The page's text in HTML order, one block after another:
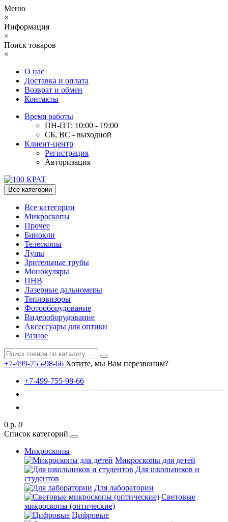
Меню
×
Информация
×
Поиск товаров
×
О нас
Доставка и оплата
Возврат и обмен
Контакты
Время работы
ПН-ПТ: 10:00 - 19:00
СБ, ВС - выходной
Клиент-центр
Регистрация
Авторизация
Все категории
Все категории
Микроскопы
Прочее
Бинокли
Телескопы
Лупы
Зрительные трубы
Монокуляры
ПНВ
Лазерные дальномеры
Тепловизоры
Фотооборудование
Видеооборудование
Аксессуары для оптики
Разное
+7-499-755-98-66 Хотите, мы Вам перезвоним?
+7-499-755-98-66
0 р. 0
Список категорий
Микроскопы
Микроскопы для детей
Для школьников и
студентов
Для лаборатории
Световые
микроскопы (оптические)
Цифровые